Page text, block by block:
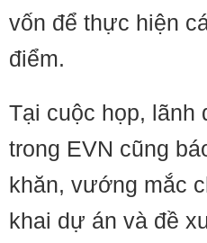
vốn để thực hiện
điểm.
Tại cuộc họp, lãnh
trong EVN cũng
khăn, vướng mắc
khai dự án và đề